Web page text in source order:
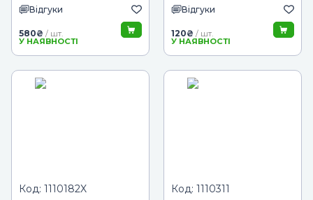
Відгуки
580₴ / шт.
У НАЯВНОСТІ
Відгуки
120₴ / шт.
У НАЯВНОСТІ
Код: 1110182X Код: 1110311